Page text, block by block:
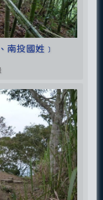
南投國姓﹞